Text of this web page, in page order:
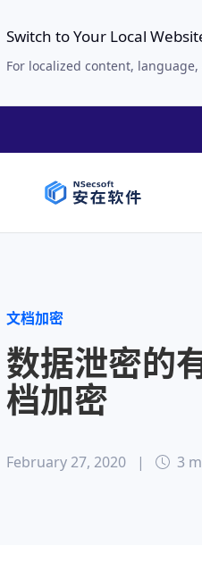
Switch to Your Local
For localized content,
文档加密
数据泄密的
档加密
February 27, 2020 | 3